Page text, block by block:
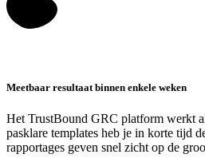
Meetbaar resultaat binnen enkele weken
Het TrustBound GRC platform werkt
pasklare templates heb je in korte tijd
rapportages geven snel zicht op de